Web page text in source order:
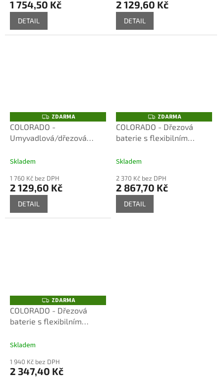
1 754,50 Kč
DETAIL
2 129,60 Kč
DETAIL
Z
D
A
R
ZDARMA
COLORADO -
Umyvadlová/dřezová
ramínkem, Chrom
Skladem
1 760 Kč bez DPH
2 129,60 Kč
DETAIL
Z
D
A
R
ZDARMA
COLORADO - Dřezová
baterie s flexibilním
CO102.5/12, RAV Slezák
Skladem
2 370 Kč bez DPH
2 867,70 Kč
DETAIL
Z
D
A
R
ZDARMA
COLORADO - Dřezová
baterie s flexibilním
CO102.5/10, RAV Slezák
Skladem
1 940 Kč bez DPH
2 347,40 Kč